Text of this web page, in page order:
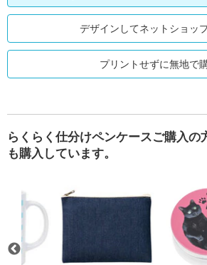
デザインしてネットショッ
プリントせずに無地で
らくらく仕分けペンケースご購入の
も購入しています。